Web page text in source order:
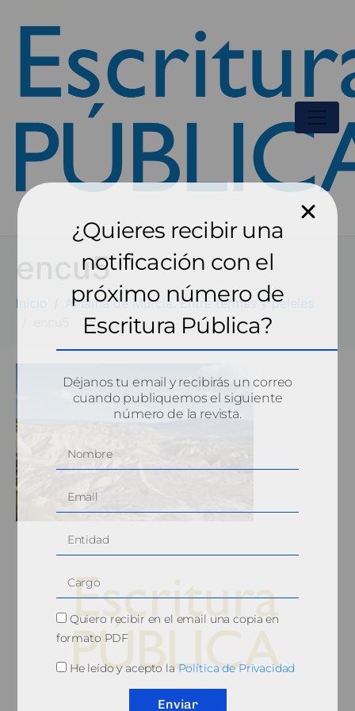
encu5
Inicio
Alhama de Murcia. Entre termas y peleles
© 2010, Consejo General del Notariado
¿Quieres recibir una
notificación con el
próximo número de
Escritura Pública?
Déjanos tu email y recibirás un correo
cuando publiquemos el siguiente
número de la revista.
Quiero recibir en el email una copia en
formato PDF
He leído y acepto laPolítica de Privacidad
Enviar